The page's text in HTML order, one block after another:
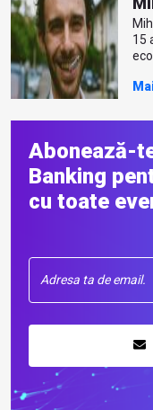
15
Abonează-
Banking
cu toate